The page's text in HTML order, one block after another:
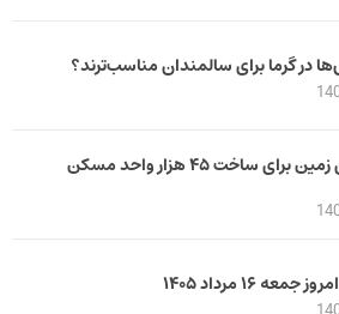
در گرما برای سالمندان مناسب‌ترند؟
آماده سازی زمین برای ساخت ۴۵ هزار واحد مسکن
۱۶ مرداد ۱۴۰۵